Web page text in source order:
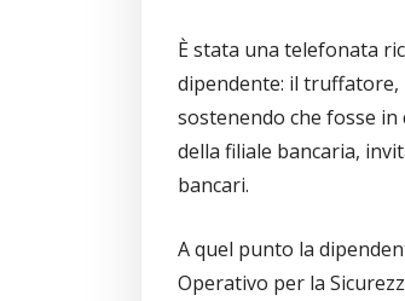
È stata una telefonata
dipendente: il truffatore,
sostenendo che fosse
della filiale bancaria,
bancari.
A quel punto la
Operativo per la